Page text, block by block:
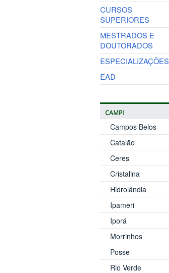
CURSOS
SUPERIORES
MESTRADOS E
DOUTORADOS
ESPECIALIZAÇÕES
EAD
CAMPI
Campos Belos
Catalão
Ceres
Cristalina
Hidrolândia
Ipameri
Iporá
Morrinhos
Posse
Rio Verde